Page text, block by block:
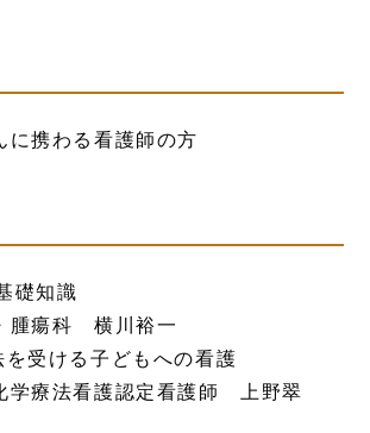
に携わる看護師の方
礎知識
腫瘍科 横川裕一
受ける子どもへの看護
学療法看護認定看護師 上野翠